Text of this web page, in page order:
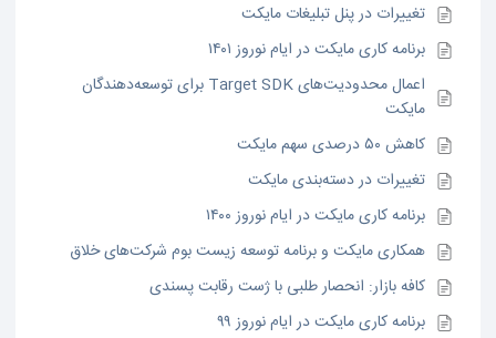
تغییرات در پنل تبلیغات مایکت
برنامه کاری مایکت در ایام نوروز ۱۴۰۱
اعمال محدودیت‌های Target SDK برای توسعه‌دهندگان
مایکت
کاهش ۵۰ درصدی سهم مایکت
تغییرات در دسته‌بندی مایکت
برنامه کاری مایکت در ایام نوروز ۱۴۰۰
همکاری مایکت و برنامه توسعه زیست بوم شرکت‌های خلاق
کافه بازار: انحصار طلبی با ژست رقابت پسندی
برنامه کاری مایکت در ایام نوروز ۹۹